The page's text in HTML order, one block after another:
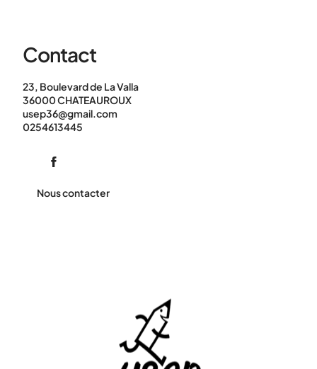
Contact
23, Boulevard de La Valla
36000 CHATEAUROUX
usep36@gmail.com
0254613445
Nous contacter